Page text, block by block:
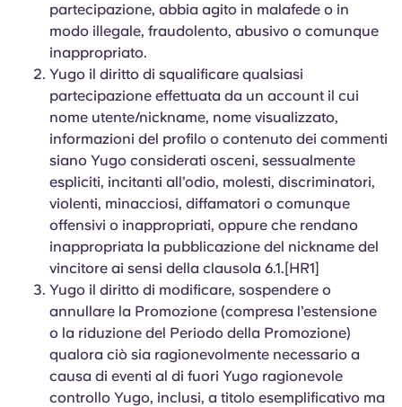
partecipazione, abbia agito in malafede o in
modo illegale, fraudolento, abusivo o comunque
inappropriato.
Yugo il diritto di squalificare qualsiasi
partecipazione effettuata da un account il cui
nome utente/nickname, nome visualizzato,
informazioni del profilo o contenuto dei commenti
siano Yugo considerati osceni, sessualmente
espliciti, incitanti all’odio, molesti, discriminatori,
violenti, minacciosi, diffamatori o comunque
offensivi o inappropriati, oppure che rendano
inappropriata la pubblicazione del nickname del
vincitore ai sensi della clausola 6.1.[HR1]
Yugo il diritto di modificare, sospendere o
annullare la Promozione (compresa l’estensione
o la riduzione del Periodo della Promozione)
qualora ciò sia ragionevolmente necessario a
causa di eventi al di fuori Yugo ragionevole
controllo Yugo, inclusi, a titolo esemplificativo ma